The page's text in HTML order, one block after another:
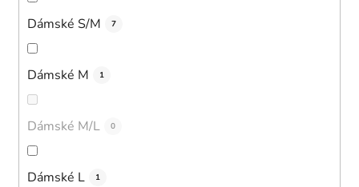
Dámské S/M 7
Dámské M 1
Dámské M/L 0
Dámské L 1